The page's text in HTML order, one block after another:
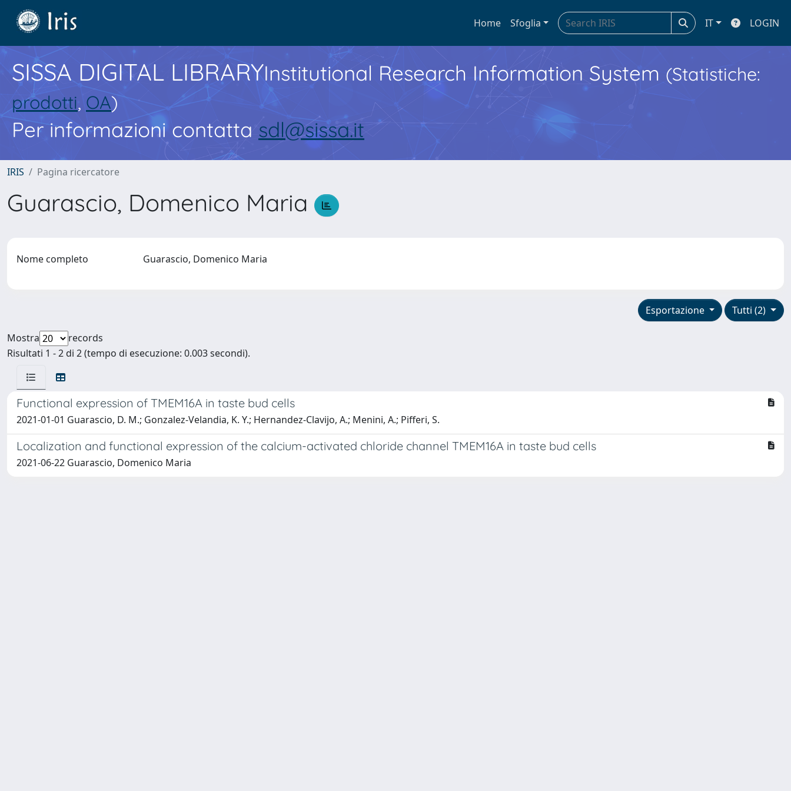
Home Sfoglia IT LOGIN
SISSA DIGITAL LIBRARYInstitutional Research Information System (Statistiche:
prodotti, OA)
Per informazioni contatta sdl@sissa.it
IRIS Pagina ricercatore
Guarascio, Domenico Maria
Nome completo Guarascio, Domenico Maria
Tutti (2)
Esportazione
Mostra
records
Risultati 1 - 2 di 2 (tempo di esecuzione: 0.003 secondi).
Functional expression of TMEM16A in taste bud cells
2021-01-01 Guarascio, D. M.; Gonzalez-Velandia, K. Y.; Hernandez-Clavijo, A.; Menini, A.; Pifferi, S.
Localization and functional expression of the calcium-activated chloride channel TMEM16A in taste bud cells
2021-06-22 Guarascio, Domenico Maria